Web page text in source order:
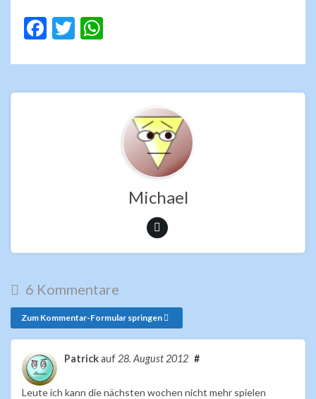
F
e
b
T
itt
er
at
s
Michael
6 Kommentare
Zum Kommentar-Formular springen
Patrickauf 28. August 2012 #
Leute ich kann die nächsten wochen nicht mehr spielen